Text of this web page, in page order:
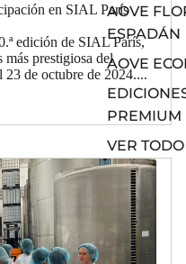
AOVE
ESPADÁN
AOVE
PREMIUM
VER TODO
en SIAL París
edición de SIAL París,
prestigiosa del
23 de octubre de 2024....